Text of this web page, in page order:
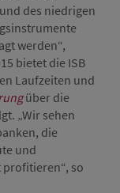
des niedrigen
werden“,
bietet die ISB
Laufzeiten und
über die
„Wir sehen
die
und
so